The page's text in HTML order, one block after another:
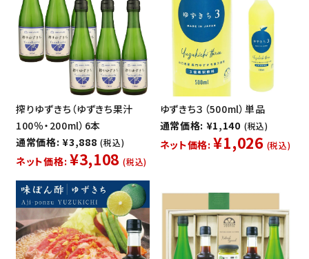
搾りゆずきち（ゆずきち果汁
100％・200ml）6本
通常価格: ¥3,888 (税込)
ネット価格: ¥3,108 (税込)
ゆずきち３（500ml）単品
通常価格: ¥1,140 (税込)
ネット価格: ¥1,026 (税込)